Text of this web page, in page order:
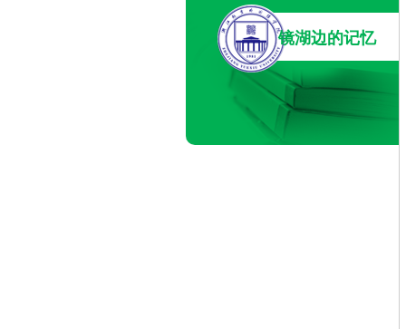
镜湖边的记忆